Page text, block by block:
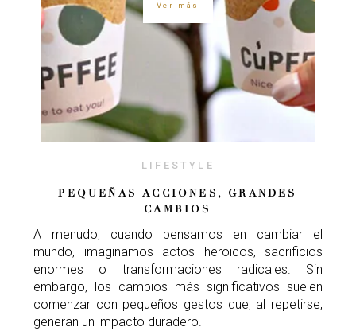
Ver más
LIFESTYLE
PEQUEÑAS ACCIONES, GRANDES
CAMBIOS
A menudo, cuando pensamos en cambiar el
mundo, imaginamos actos heroicos, sacrificios
enormes o transformaciones radicales. Sin
embargo, los cambios más significativos suelen
comenzar con pequeños gestos que, al repetirse,
generan un impacto duradero.